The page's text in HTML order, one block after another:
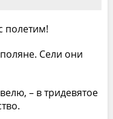
полетим!
Сели они
– в тридевятое